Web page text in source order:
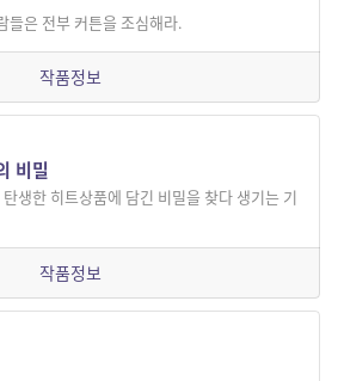
들은 전부 커튼을 조심해라.
작품정보
비밀
생한 히트상품에 담긴 비밀을 찾다 생기는 기
작품정보